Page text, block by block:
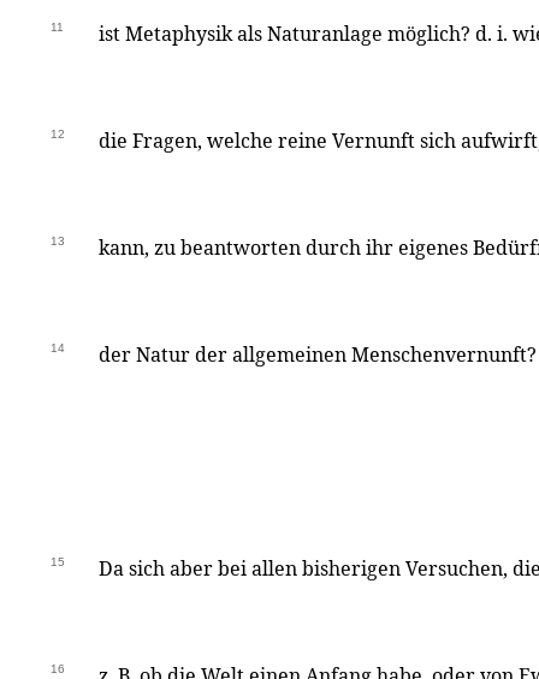
11 ist Metaphysik als Naturanlage möglich? d. i.
12 die Fragen, welche reine Vernunft sich
13 kann, zu beantworten durch ihr eigenes
14 der Natur der allgemeinen Menschenvernunft?
15 Da sich aber bei allen bisherigen Versuchen,
16